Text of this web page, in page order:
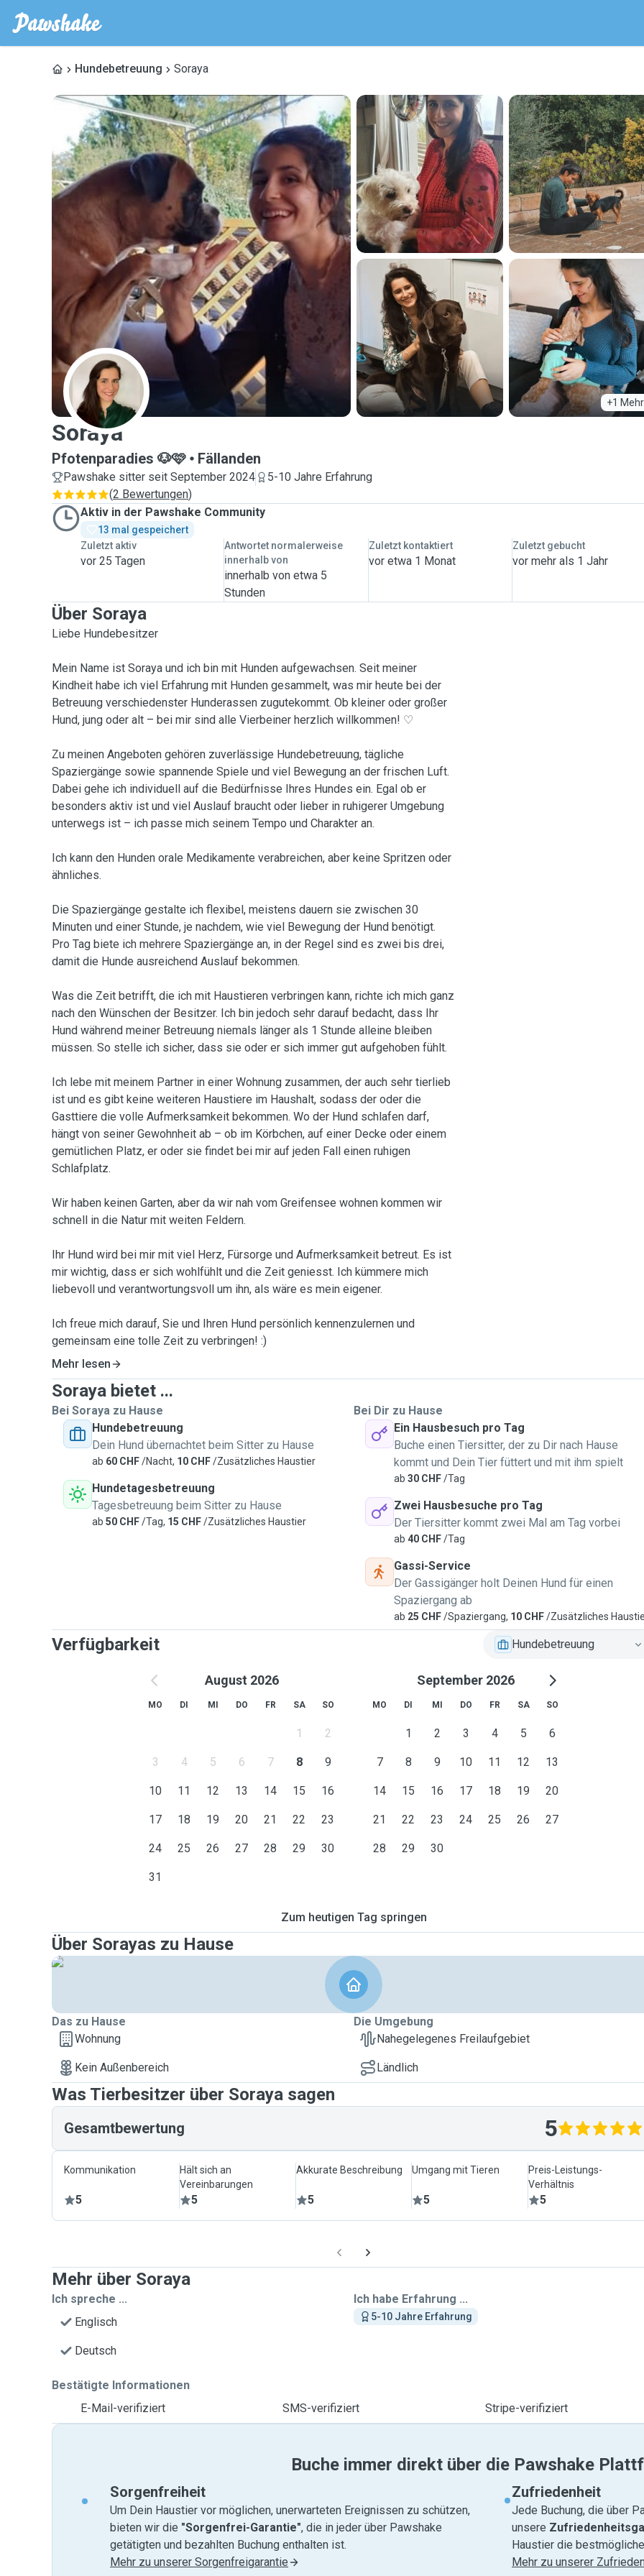
Hundebetreuung Soraya
+1 Mehr
S
Soraya
Pfotenparadies 🐶🩷 Fällanden
Pawshake sitter seit September 2024
5-10 Jahre Erfahrung
(2 Bewertungen)
Aktiv in der Pawshake Community
13 mal gespeichert
Zuletzt aktiv
vor 25 Tagen
Antwortet normalerweise
innerhalb von
innerhalb von etwa 5
Stunden
Zuletzt kontaktiert
vor etwa 1 Monat
Zuletzt gebucht
vor mehr als 1 Jahr
Über Soraya
Liebe Hundebesitzer
Mein Name ist Soraya und ich bin mit Hunden aufgewachsen. Seit meiner
Kindheit habe ich viel Erfahrung mit Hunden gesammelt, was mir heute bei der
Betreuung verschiedenster Hunderassen zugutekommt. Ob kleiner oder großer
Hund, jung oder alt – bei mir sind alle Vierbeiner herzlich willkommen! ♡
Zu meinen Angeboten gehören zuverlässige Hundebetreuung, tägliche
Spaziergänge sowie spannende Spiele und viel Bewegung an der frischen Luft.
Dabei gehe ich individuell auf die Bedürfnisse Ihres Hundes ein. Egal ob er
besonders aktiv ist und viel Auslauf braucht oder lieber in ruhigerer Umgebung
unterwegs ist – ich passe mich seinem Tempo und Charakter an.
Ich kann den Hunden orale Medikamente verabreichen, aber keine Spritzen oder
ähnliches.
Die Spaziergänge gestalte ich flexibel, meistens dauern sie zwischen 30
Minuten und einer Stunde, je nachdem, wie viel Bewegung der Hund benötigt.
Pro Tag biete ich mehrere Spaziergänge an, in der Regel sind es zwei bis drei,
damit die Hunde ausreichend Auslauf bekommen.
Was die Zeit betrifft, die ich mit Haustieren verbringen kann, richte ich mich ganz
nach den Wünschen der Besitzer. Ich bin jedoch sehr darauf bedacht, dass Ihr
Hund während meiner Betreuung niemals länger als 1 Stunde alleine bleiben
müssen. So stelle ich sicher, dass sie oder er sich immer gut aufgehoben fühlt.
Ich lebe mit meinem Partner in einer Wohnung zusammen, der auch sehr tierlieb
ist und es gibt keine weiteren Haustiere im Haushalt, sodass der oder die
Gasttiere die volle Aufmerksamkeit bekommen. Wo der Hund schlafen darf,
hängt von seiner Gewohnheit ab – ob im Körbchen, auf einer Decke oder einem
gemütlichen Platz, er oder sie findet bei mir auf jeden Fall einen ruhigen
Schlafplatz.
Wir haben keinen Garten, aber da wir nah vom Greifensee wohnen kommen wir
schnell in die Natur mit weiten Feldern.
Ihr Hund wird bei mir mit viel Herz, Fürsorge und Aufmerksamkeit betreut. Es ist
mir wichtig, dass er sich wohlfühlt und die Zeit geniesst. Ich kümmere mich
liebevoll und verantwortungsvoll um ihn, als wäre es mein eigener.
Ich freue mich darauf, Sie und Ihren Hund persönlich kennenzulernen und
gemeinsam eine tolle Zeit zu verbringen! :)
Mehr lesen
Soraya bietet ...
Bei Soraya zu Hause
Hundebetreuung
Dein Hund übernachtet beim Sitter zu Hause
ab 60 CHF/Nacht, 10 CHF/Zusätzliches Haustier
Hundetagesbetreuung
Tagesbetreuung beim Sitter zu Hause
ab 50 CHF/Tag, 15 CHF/Zusätzliches Haustier
Bei Dir zu Hause
Ein Hausbesuch pro Tag
Buche einen Tiersitter, der zu Dir nach Hause
kommt und Dein Tier füttert und mit ihm spielt
ab 30 CHF/Tag
Zwei Hausbesuche pro Tag
Der Tiersitter kommt zwei Mal am Tag vorbei
ab 40 CHF/Tag
Gassi-Service
Der Gassigänger holt Deinen Hund für einen
Spaziergang ab
ab 25 CHF/Spaziergang, 10 CHF/Zusätzliches
Verfügbarkeit Hundebetreuung
August 2026
MO DI MI DO FR SA SO
1 2
3 4 5 6 7 8 9
10 11 12 13 14 15 16
17 18 19 20 21 22 23
24 25 26 27 28 29 30
31
September 2026
MO DI MI DO FR SA SO
1 2 3 4 5 6
7 8 9 10 11 12 13
14 15 16 17 18 19 20
21 22 23 24 25 26 27
28 29 30
Zum heutigen Tag springen
Über Sorayas zu Hause
Das zu Hause
Wohnung
Kein Außenbereich
Die Umgebung
Nahegelegenes Freilaufgebiet
Ländlich
Was Tierbesitzer über Soraya sagen
Gesamtbewertung 5
Kommunikation
5
Hält sich an
Vereinbarungen
5
Akkurate Beschreibung
5
Umgang mit Tieren
5
Preis-Leistungs-
Verhältnis
5
Mehr über Soraya
Ich spreche ...
Englisch
Deutsch
Ich habe Erfahrung ...
5-10 Jahre Erfahrung
Bestätigte Informationen
E-Mail-verifiziert
SMS-verifiziert Stripe-verifiziert
Buche immer direkt über die Pawshake
Sorgenfreiheit
Um Dein Haustier vor möglichen, unerwarteten Ereignissen zu schützen,
bieten wir die "Sorgenfrei-Garantie", die in jeder über Pawshake
getätigten und bezahlten Buchung enthalten ist.
Mehr zu unserer Sorgenfreigarantie
Zufriedenheit
Jede Buchung, die über
unsere
Haustier die
Mehr zu unserer